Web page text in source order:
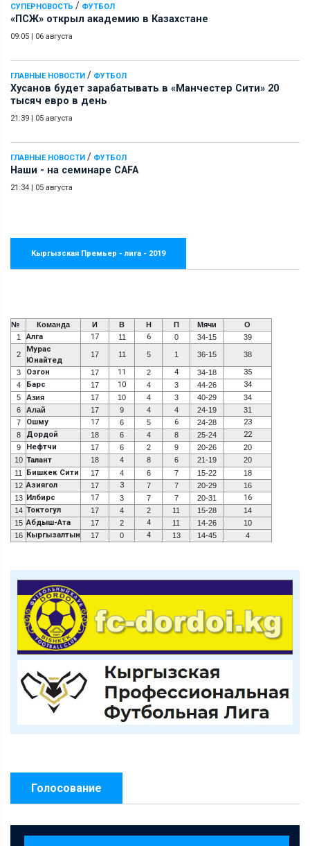
СУПЕРНОВОСТЬ / ФУТБОЛ
«ПСЖ» открыл академию в Казахстане
09:05 06 августа
ГЛАВНЫЕ НОВОСТИ / ФУТБОЛ
Хусанов будет зарабатывать в «Манчестер Сити» 20
тысяч евро в день
21:39 05 августа
ГЛАВНЫЕ НОВОСТИ / ФУТБОЛ
Наши - на семинаре СAFA
21:34 05 августа
Кыргызская Премьер - лига - 2019
№ Команда И В Н П Мячи
О
1
Алга 17 11 6 0 34-15 39
2
Мурас
Юнайтед
17 11 5 1 36-15 38
3 Озгон 17 11 2 4 34-18 35
4 Барс 17 10 4 3 44-26 34
5 Азия 17 10 4 3 40-29
34
6
Алай 17 9 4 4 24-19
31
7
Ошму 17 6 5 6 24-28 23
8 Дордой 18 6 4 8 25-24 22
9 Нефтчи 17 6 2 9 20-26
20
10 Талант 18 4 8 6 21-19
20
11
Бишкек Сити 17 4 6 7 15-22
18
12 Азиягол 17 3 7 7 20-29
16
13
Илбирс 17 3 7 7 20-31 16
14 Токтогул 17 4 2 11 15-28
14
15 Абдыш-Ата 17 2 4 11 14-26
10
16
Кыргызалтын 17 0 4 13 14-45 4
Голосование